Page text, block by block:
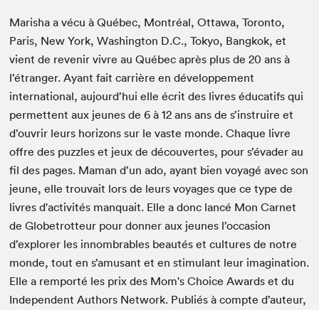
Marisha a vécu à Québec, Montréal, Ottawa, Toronto,
Paris, New York, Washington D.C., Tokyo, Bangkok, et
vient de revenir vivre au Québec après plus de 20 ans à
l’étranger. Ayant fait carrière en développement
international, aujourd’hui elle écrit des livres éducatifs qui
permettent aux jeunes de 6 à 12 ans ans de s’instruire et
d’ouvrir leurs horizons sur le vaste monde. Chaque livre
offre des puzzles et jeux de découvertes, pour s’évader au
fil des pages. Maman d’un ado, ayant bien voyagé avec son
jeune, elle trouvait lors de leurs voyages que ce type de
livres d'activités manquait. Elle a donc lancé Mon Carnet
de Globetrotteur pour donner aux jeunes l’occasion
d’explorer les innombrables beautés et cultures de notre
monde, tout en s’amusant et en stimulant leur imagination.
Elle a remporté les prix des Mom's Choice Awards et du
Independent Authors Network. Publiés à compte d’auteur,